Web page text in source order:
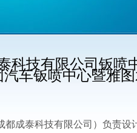
科技有限公司钣喷
汽车钣喷中心暨雅
都成泰科技有限公司）负责设